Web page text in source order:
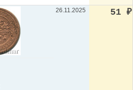
26.11.2025 51 ₽